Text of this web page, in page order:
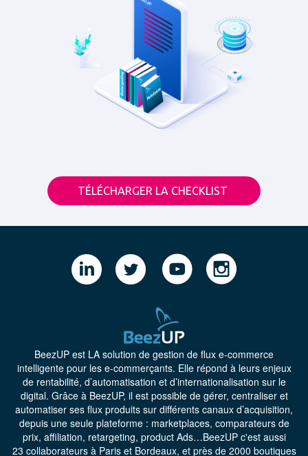
TÉLÉCHARGER LA CHECKLIST
BeezUP est LA solution de gestion de flux e-commerce
intelligente pour les e-commerçants. Elle répond à leurs enjeux
de rentabilité, d’automatisation et d’internationalisation sur le
digital. Grâce à BeezUP, il est possible de gérer, centraliser et
automatiser ses flux produits sur différents canaux d’acquisition,
depuis une seule plateforme : marketplaces, comparateurs de
prix, affiliation, retargeting, product Ads…BeezUP c'est aussi
23 collaborateurs à Paris et Bordeaux, et près de 2000 boutiques